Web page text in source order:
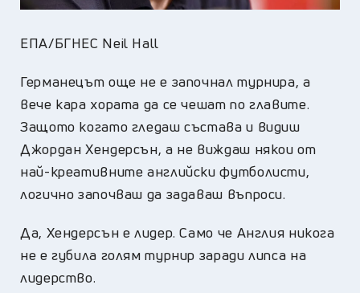
ЕПА/БГНЕС Neil Hall
Германецът още не е започнал турнира, а
вече кара хората да се чешат по главите.
Защото когато гледаш състава и видиш
Джордан Хендерсън, а не виждаш някои от
най-креативните английски футболисти,
логично започваш да задаваш въпроси.
Да, Хендерсън е лидер. Само че Англия никога
не е губила голям турнир заради липса на
лидерство.